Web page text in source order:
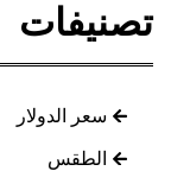
تصنيفات
سعر الدولار
الطقس